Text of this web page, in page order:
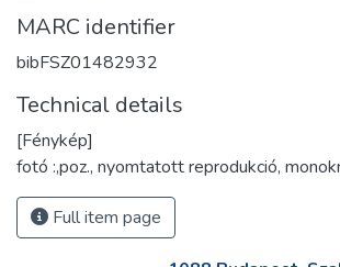
MARC identifier
bibFSZ01482932
Technical details
[Fénykép]
fotó :,poz., nyomtatott reprodukció,
Full item page